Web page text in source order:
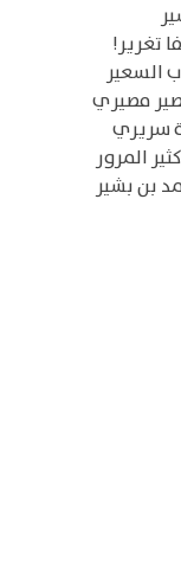
تغرير!
السعير
مصيري
سريري
المرور
بن بشير